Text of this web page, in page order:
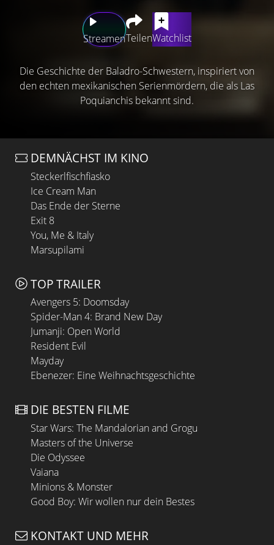
StreamenTeilenWatchlist
Die Geschichte der Baladro-Schwestern, inspiriert von
den echten mexikanischen Serienmördern, die als Las
Poquianchis bekannt sind.
DEMNÄCHST IM KINO
Steckerlfischfiasko
Ice Cream Man
Das Ende der Sterne
Exit 8
You, Me & Italy
Marsupilami
TOP TRAILER
Avengers 5: Doomsday
Spider-Man 4: Brand New Day
Jumanji: Open World
Resident Evil
Mayday
Ebenezer: Eine Weihnachtsgeschichte
DIE BESTEN FILME
Star Wars: The Mandalorian and Grogu
Masters of the Universe
Die Odyssee
Vaiana
Minions & Monster
Good Boy: Wir wollen nur dein Bestes
KONTAKT UND MEHR